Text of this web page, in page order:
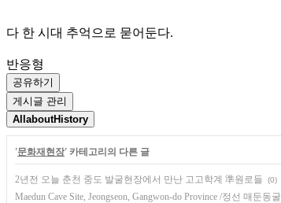
다 한 시대 추억으로 묻어둔다.
반응형
공유하기
게시글 관리
AllaboutHistory
'문화재현장' 카테고리의 다른 글
2년전 오늘 춘천 중도 발굴현장에서 만난 고고학계 準원로들 (0)
Maedun Cave Site, Jeongseon, Gangwon-do Province /정선 매둔동굴